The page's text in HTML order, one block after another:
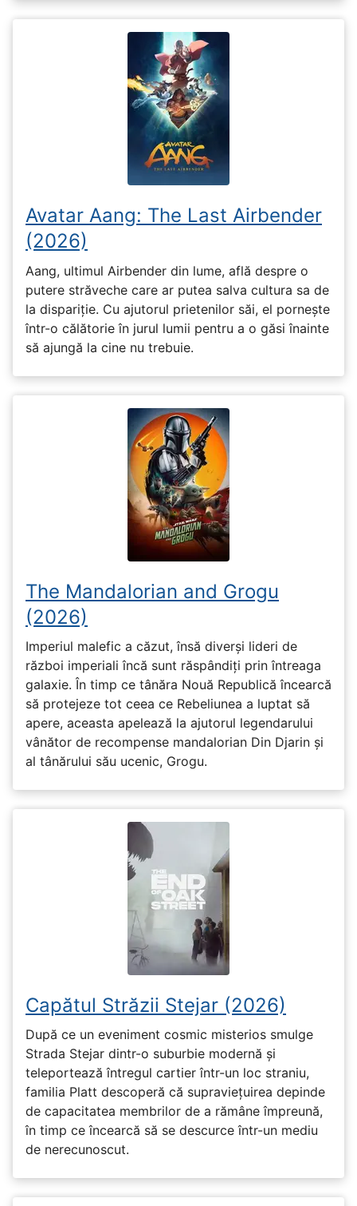
Avatar Aang: The Last Airbender
(2026)
Aang, ultimul Airbender din lume, află despre o
putere străveche care ar putea salva cultura sa de
la dispariție. Cu ajutorul prietenilor săi, el pornește
într-o călătorie în jurul lumii pentru a o găsi înainte
să ajungă la cine nu trebuie.
The Mandalorian and Grogu
(2026)
Imperiul malefic a căzut, însă diverși lideri de
război imperiali încă sunt răspândiți prin întreaga
galaxie. În timp ce tânăra Nouă Republică încearcă
să protejeze tot ceea ce Rebeliunea a luptat să
apere, aceasta apelează la ajutorul legendarului
vânător de recompense mandalorian Din Djarin și
al tânărului său ucenic, Grogu.
Capătul Străzii Stejar (2026)
După ce un eveniment cosmic misterios smulge
Strada Stejar dintr-o suburbie modernă și
teleportează întregul cartier într-un loc straniu,
familia Platt descoperă că supraviețuirea depinde
de capacitatea membrilor de a rămâne împreună,
în timp ce încearcă să se descurce într-un mediu
de nerecunoscut.